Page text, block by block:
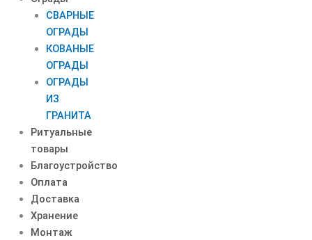
СВАРНЫЕ
ОГРАДЫ
КОВАНЫЕ
ОГРАДЫ
ОГРАДЫ
ИЗ
ГРАНИТА
Ритуальные
товары
Благоустройство
Оплата
Доставка
Хранение
Монтаж